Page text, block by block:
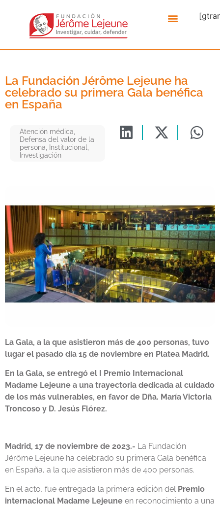
La Fundación Jérôme Lejeune ha
celebrado su primera Gala benéfica
en España
Atención médica
Defensa del valor de la
persona
Institucional
Investigación
La Gala, a la que asistieron más de 400 personas, tuvo
lugar el pasado día 15 de noviembre en Platea Madrid.
En la Gala, se entregó el I Premio Internacional
Madame Lejeune a una trayectoria dedicada al cuidado
de los más vulnerables, en favor de Dña. María Victoria
Troncoso y D. Jesús Flórez.
Madrid, 17 de noviembre de 2023.- La Fundación
Jérôme Lejeune ha celebrado su primera Gala benéfica
en España, a la que asistieron más de 400 personas.
En el acto, fue entregada la primera edición del Premio
internacional Madame Lejeune en reconocimiento a una